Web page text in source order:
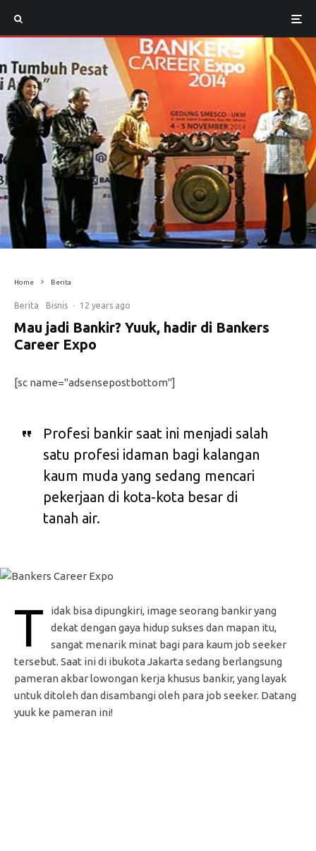
Home Berita
Berita Bisnis · 12 years ago
Mau jadi Bankir? Yuuk, hadir di Bankers
Career Expo
[sc name="adsensepostbottom"]
Profesi bankir saat ini menjadi salah
satu profesi idaman bagi kalangan
kaum muda yang sedang mencari
pekerjaan di kota-kota besar di
tanah air.
T
idak bisa dipungkiri, image seorang bankir yang
dekat dengan gaya hidup sukses dan mapan itu,
sangat menarik minat bagi para kaum job seeker
tersebut. Saat ini di ibukota Jakarta sedang berlangsung
pameran akbar lowongan kerja khusus bankir, yang layak
untuk ditoleh dan disambangi oleh para job seeker. Datang
yuuk ke pameran ini!